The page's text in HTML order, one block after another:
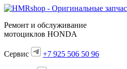
Ремонт и обслуживание
мотоциклов HONDA
Сервис +7 925 506 50 96